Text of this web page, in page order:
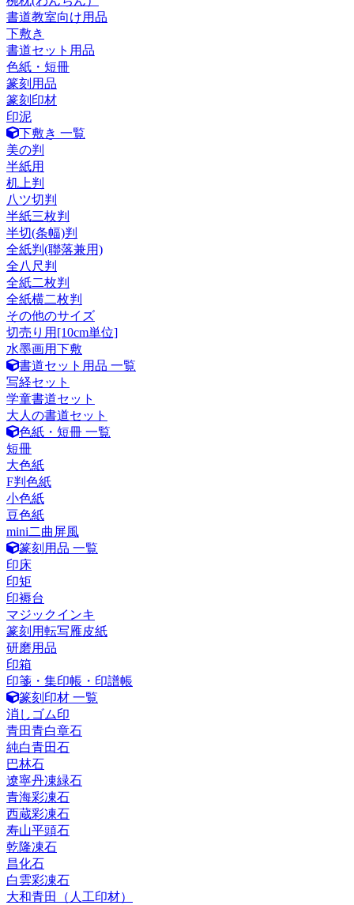
書道教室向け用品
下敷き
書道セット用品
色紙・短冊
篆刻用品
篆刻印材
印泥
下敷き 一覧
美の判
半紙用
机上判
八ツ切判
半紙三枚判
半切(条幅)判
全紙判(聯落兼用)
全八尺判
全紙二枚判
全紙横二枚判
その他のサイズ
切売り用[10cm単位]
水墨画用下敷
書道セット用品 一覧
写経セット
学童書道セット
大人の書道セット
色紙・短冊 一覧
短冊
大色紙
F判色紙
小色紙
豆色紙
mini二曲屏風
篆刻用品 一覧
印床
印矩
印褥台
マジックインキ
篆刻用転写雁皮紙
研磨用品
印箱
印箋・集印帳・印譜帳
篆刻印材 一覧
消しゴム印
青田青白章石
純白青田石
巴林石
遼寧丹凍緑石
青海彩凍石
西蔵彩凍石
寿山平頭石
乾隆凍石
昌化石
白雲彩凍石
大和青田（人工印材）